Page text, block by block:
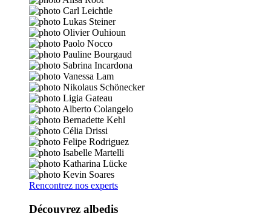
Rencontrez nos experts
Découvrez albedis